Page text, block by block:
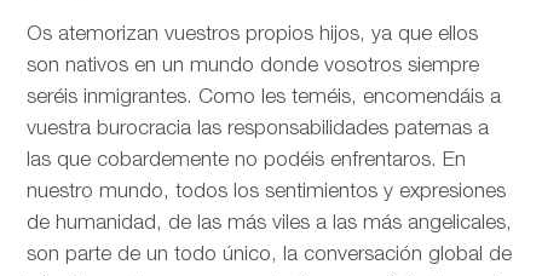
Os atemorizan vuestros propios hijos, ya que ellos
son nativos en un mundo donde vosotros siempre
seréis inmigrantes. Como les teméis, encomendáis a
vuestra burocracia las responsabilidades paternas a
las que cobardemente no podéis enfrentaros. En
nuestro mundo, todos los sentimientos y expresiones
de humanidad, de las más viles a las más angelicales,
son parte de un todo único, la conversación global de